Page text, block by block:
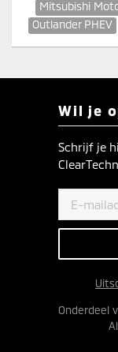
Mitsubishi
Outlander PHEV
Wil je
Schrijf je
Onderdeel